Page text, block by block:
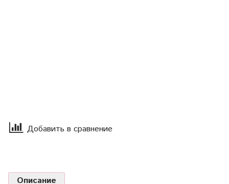
Добавить в сравнение
Описание